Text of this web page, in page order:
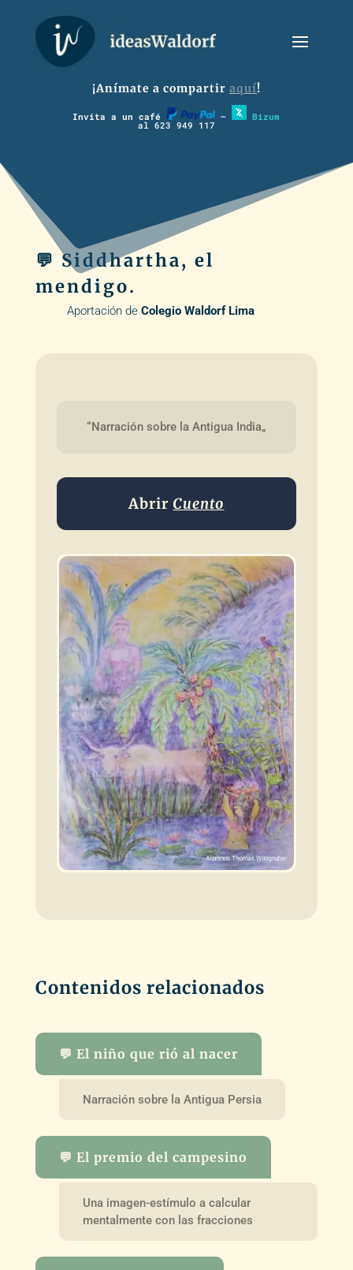
¡Anímate a compartir aquí!
Invita a un café – Bizum
al 623 949 117
💬 Siddhartha, el
mendigo.
Aportación de Colegio Waldorf Lima
“Narración sobre la Antigua India„
Abrir Cuento
Contenidos relacionados
💬 El niño que rió al nacer
Narración sobre la Antigua Persia
💬 El premio del campesino
Una imagen-estímulo a calcular
mentalmente con las fracciones